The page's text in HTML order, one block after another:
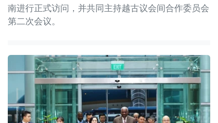
南进行正式访问，并共同主持越古议会间合作委员会
第二次会议。